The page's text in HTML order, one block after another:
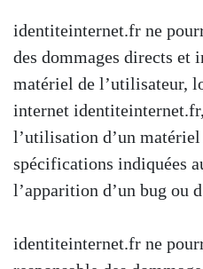
identiteinternet.fr ne
des dommages directs et
matériel de l’utilisateur,
internet
l’utilisation d’un matériel
spécifications indiquées
l’apparition d’un bug ou
identiteinternet.fr ne